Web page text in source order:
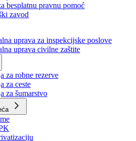
osiguranja
javno zdravstvo
besplatnu pravnu pomoć
zavod
uprava za inspekcijske poslove
uprava civilne zaštite
za robne rezerve
za ceste
za šumarstvo